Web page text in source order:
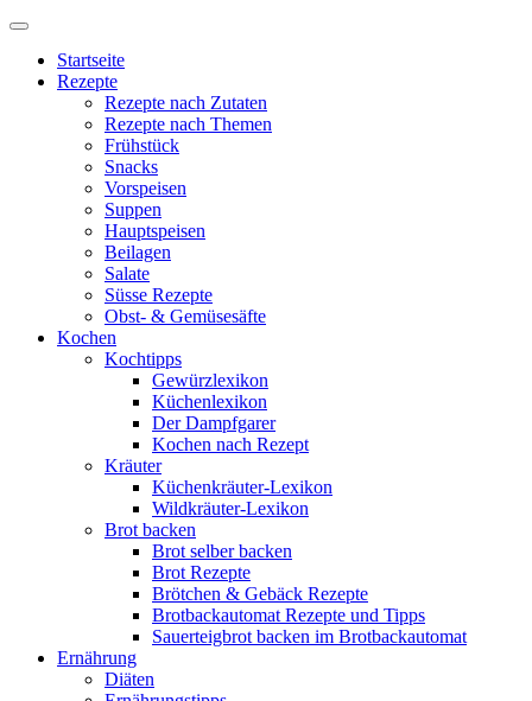
Startseite
Rezepte
Rezepte nach Zutaten
Rezepte nach Themen
Frühstück
Snacks
Vorspeisen
Suppen
Hauptspeisen
Beilagen
Salate
Süsse Rezepte
Obst- & Gemüsesäfte
Kochen
Kochtipps
Gewürzlexikon
Küchenlexikon
Der Dampfgarer
Kochen nach Rezept
Kräuter
Küchenkräuter-Lexikon
Wildkräuter-Lexikon
Brot backen
Brot selber backen
Brot Rezepte
Brötchen & Gebäck Rezepte
Brotbackautomat Rezepte und Tipps
Sauerteigbrot backen im Brotbackautomat
Ernährung
Diäten